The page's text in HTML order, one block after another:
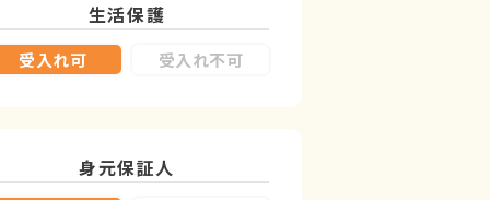
生活保護
受入れ可 受入れ不可
身元保証人